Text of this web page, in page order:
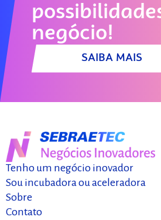
SAIBA MAIS
negócio!
SAIBA MAIS
Tenho um negócio inovador
Sou incubadora ou aceleradora
Sobre
Contato